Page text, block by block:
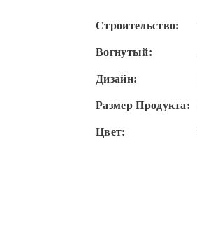
Строительство:
Вогнутый:
Дизайн:
Размер Продукта:
Цвет: